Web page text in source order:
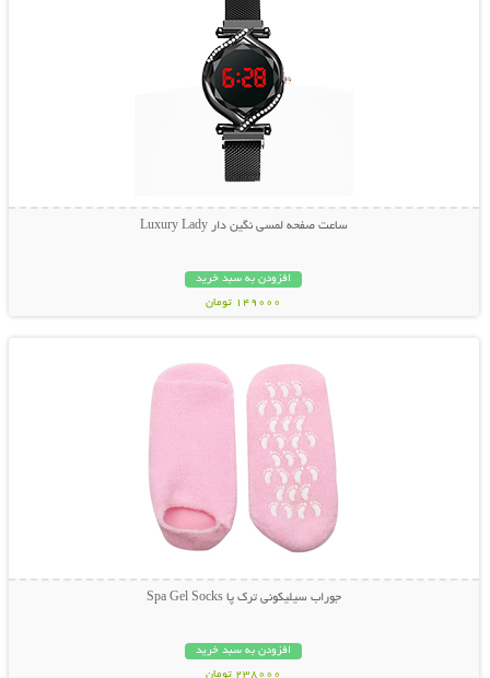
ساعت صفحه لمسی نگین دار Luxury Lady
افزودن به سبد خرید
149000 تومان
نمایش توضیحات بیشتر
جوراب سیلیکونی ترک پا Spa Gel Socks
افزودن به سبد خرید
238000 تومان